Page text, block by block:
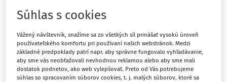
Prebytok hospodárenia obce
Záverečný účet obce za rok vykázal prebytkový výsledok
hospodárenia vo výške 31 923 €. Je potrebné celý
prebytok hospodárenia obce previesť do rezervného
fondu? Ak obec prevedie len povinný prídel 10 %, čo je
potrebné urobiť s rozdielom?
Súhlas s cookies
Vážený návštevník, snažíme sa zo všetkých síl prinášať vysokú úroveň
používateľského komfortu pri používaní našich webstránok. Medzi
základné predpoklady patrí napr. aby správne fungovalo vyhľadávanie,
aby sme vás neobťažovali nevhodnou reklamou alebo aby sme mali
dostatok podnetov, ako web vylepšovať. Preto od Vás potrebujeme
súhlas so spracovaním súborov cookies, t. j. malých súborov, ktoré sa